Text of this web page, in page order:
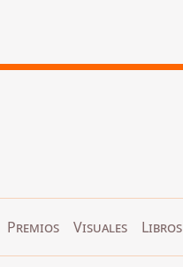
Premios Visuales Libros